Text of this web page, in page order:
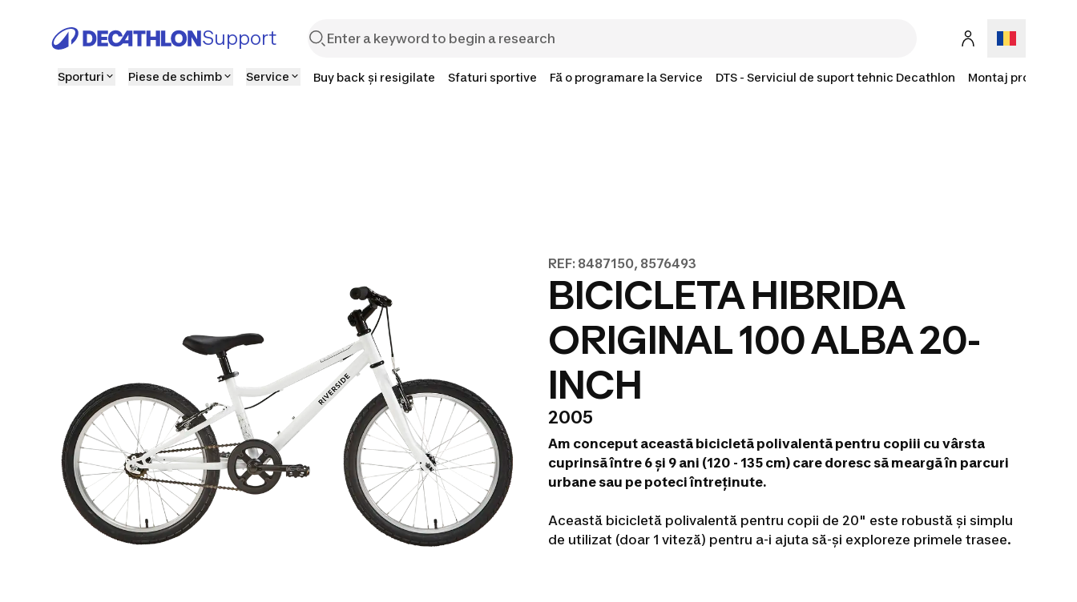
Support
Sporturi Piese de schimb Service Buy back și resigilate Sfaturi sportive Fă o programare la Service DTS - Serviciul de suport tehnic Decathlon Montaj produse la
REF: 8487150, 8576493
BICICLETA HIBRIDA
ORIGINAL 100 ALBA 20-
INCH
2005
Am conceput această bicicletă polivalentă pentru copiii cu vârsta
cuprinsă între 6 și 9 ani (120 - 135 cm) care doresc să meargă în parcuri
urbane sau pe poteci întreținute.
Această bicicletă polivalentă pentru copii de 20" este robustă și simplu
de utilizat (doar 1 viteză) pentru a-i ajuta să-și exploreze primele trasee.